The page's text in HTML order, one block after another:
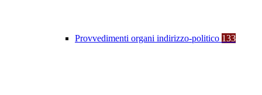
Provvedimenti organi indirizzo-politico 133